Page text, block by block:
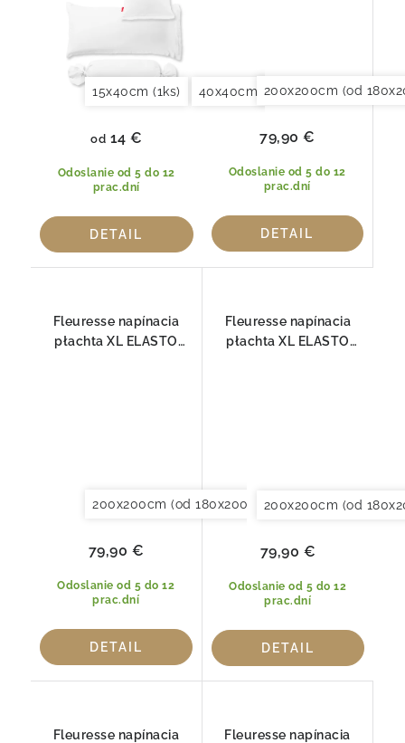
15x40cm (1ks) 40x40cm (2ks) 40x60cm (2ks)
Odoslanie od 5 do 12
prac.dní
od 14 €
DETAIL
200x200cm (od
Odoslanie od 5 do 12
prac.dní
79,90 €
DETAIL
Fleuresse napínacia
płachta XL ELASTO
200x200cm (od 180x200 do 200x220cm)
Odoslanie od 5 do 12
prac.dní
79,90 €
DETAIL
Fleuresse napínacia
płachta XL ELASTO
200x200cm (od
Odoslanie od 5 do 12
prac.dní
79,90 €
DETAIL
Fleuresse napínacia
Fleuresse napínacia